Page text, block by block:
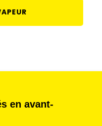
en avant-